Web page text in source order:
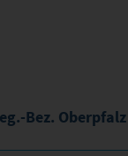
Bez. Oberpfalz